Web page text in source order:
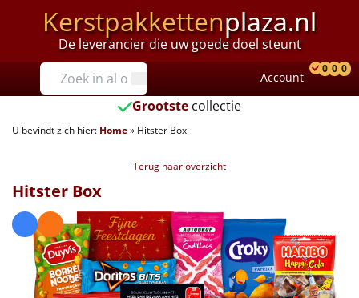
Kerstpakkettenplaza.nl
De leverancier die uw goede doel steunt
Prijzen
Tot €25
€25 tot €35
€40 tot €45
€45 tot €50
€50 tot €55
Account
0 0 0
Grootste collectie
U bevindt zich hier: Home» Hitster Box
Terug naar overzicht
Hitster Box